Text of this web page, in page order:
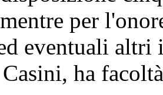
per
eventuali altri
ha